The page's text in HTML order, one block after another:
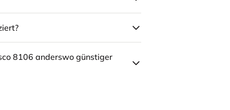
8106 anderswo günstiger